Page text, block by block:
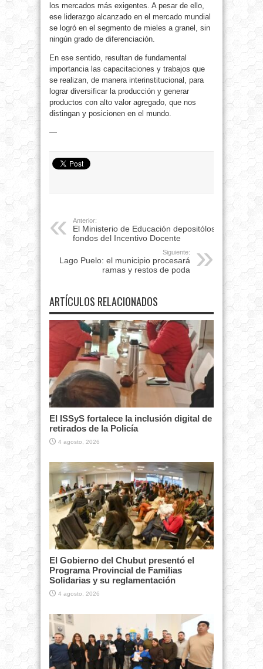
los mercados más exigentes. A pesar de ello,
ese liderazgo alcanzado en el mercado mundial
se logró en el segmento de mieles a granel, sin
ningún grado de diferenciación.
En ese sentido, resultan de fundamental
importancia las capacitaciones y trabajos que
se realizan, de manera interinstitucional, para
lograr diversificar la producción y generar
productos con alto valor agregado, que nos
distingan y posicionen en el mundo.
—
Anterior:
El Ministerio de Educación depositólos
fondos del Incentivo Docente
Siguiente:
Lago Puelo: el municipio procesará
ramas y restos de poda
ARTÍCULOS RELACIONADOS
El ISSyS fortalece la inclusión digital de
retirados de la Policía
4 agosto, 2026
El Gobierno del Chubut presentó el
Programa Provincial de Familias
Solidarias y su reglamentación
4 agosto, 2026